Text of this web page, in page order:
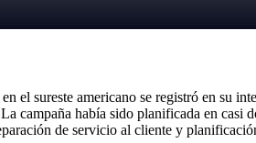
el sureste americano se registró en su
campaña había sido planificada en casi
de servicio al cliente y